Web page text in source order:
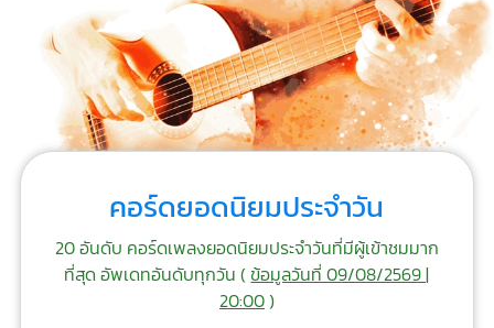
คอร์ดยอดนิยมประจำวัน
20 อันดับ คอร์ดเพลงยอดนิยมประจำวันที่มีผู้เข้าชมมาก
ที่สุด อัพเดทอันดับทุกวัน (ข้อมูลวันที่ 09/08/2569 |
20:00)